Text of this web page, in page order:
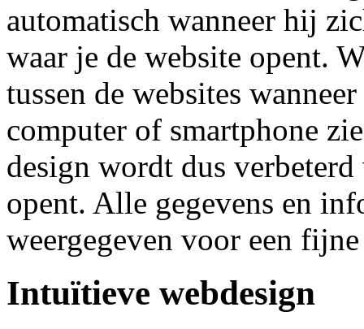
automatisch wanneer hij
waar je de website opent.
tussen de websites
computer of smartphone
design wordt dus
opent. Alle gegevens en
weergegeven voor een
Intuïtieve webdesign